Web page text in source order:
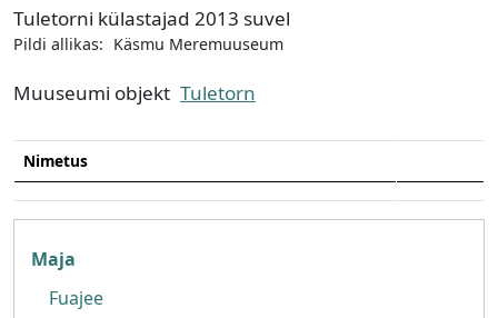
Tuletorni külastajad 2013 suvel
Pildi allikas: Käsmu Meremuuseum
Muuseumi objekt Tuletorn
Nimetus
Õueala
Maja
Fuajee